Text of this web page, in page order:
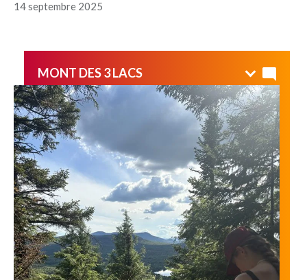
14 septembre 2025
MONT DES 3 LACS
Belle randonnée